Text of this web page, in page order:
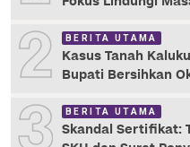
2 BERITA UTAMA
Kasus Tanah
Bupati Bersihkan
BERITA UTAMA
Skandal Sertifikat: